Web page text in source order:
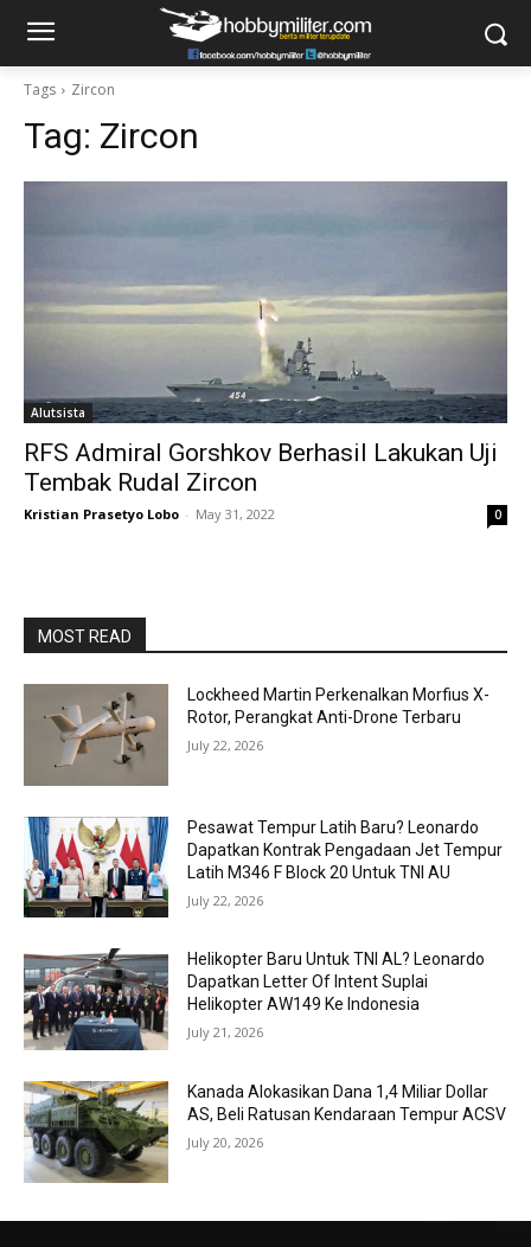
Tags Zircon
Tag: Zircon
Alutsista
RFS Admiral Gorshkov Berhasil Lakukan Uji
Tembak Rudal Zircon
Kristian Prasetyo Lobo - May 31, 2022 0
MOST READ
Lockheed Martin Perkenalkan Morfius X-
Rotor, Perangkat Anti-Drone Terbaru
July 22, 2026
Pesawat Tempur Latih Baru? Leonardo
Dapatkan Kontrak Pengadaan Jet Tempur
Latih M346 F Block 20 Untuk TNI AU
July 22, 2026
Helikopter Baru Untuk TNI AL? Leonardo
Dapatkan Letter Of Intent Suplai
Helikopter AW149 Ke Indonesia
July 21, 2026
Kanada Alokasikan Dana 1,4 Miliar Dollar
AS, Beli Ratusan Kendaraan Tempur ACSV
July 20, 2026